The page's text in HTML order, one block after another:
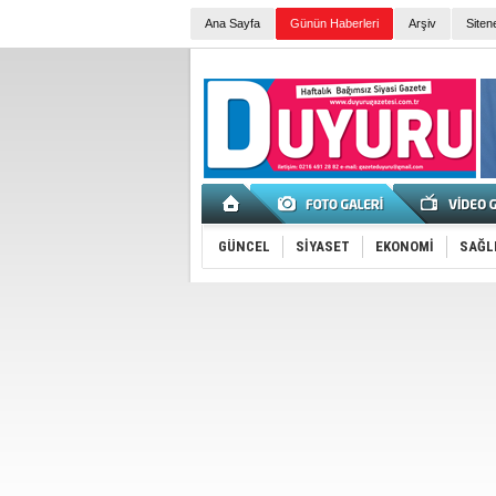
Ana Sayfa Günün Haberleri Arşiv
GÜNCEL SİYASET EKONOMİ